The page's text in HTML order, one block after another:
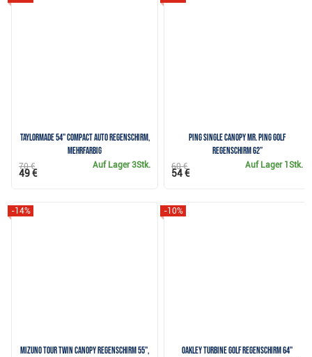
TaylorMade 54" Compact Auto Regenschirm,
mehrfarbig
Auf Lager3Stk.
70 €
49 €
Ping Single Canopy Mr. Ping Golf
Regenschirm 62”
Auf Lager 1Stk.
60 €
54 €
Mizuno Tour Twin Canopy Regenschirm 55",
-14%
Oakley Turbine Golf Regenschirm 64"
-10%